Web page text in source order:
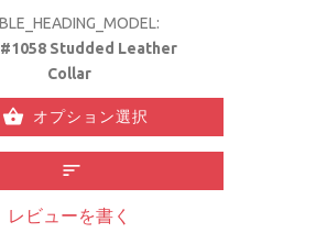
Studded Leather
Collar
オプション選択
レビューを書く